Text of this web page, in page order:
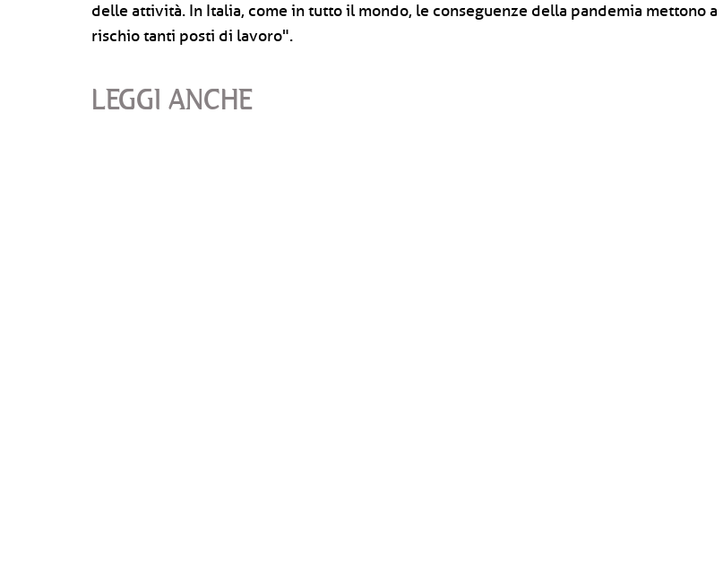
delle attività. In Italia, come in tutto il mondo, le conseguenze della pandemia mettono a
rischio tanti posti di lavoro".
LEGGI ANCHE